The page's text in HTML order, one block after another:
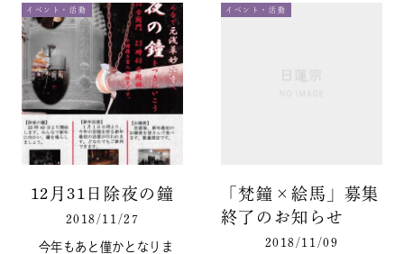
イベント・活動
12月31日除夜の鐘
2018/11/27
今年もあと僅かとなりま
イベント・活動
「梵鐘×絵馬」募集
終了のお知らせ
2018/11/09